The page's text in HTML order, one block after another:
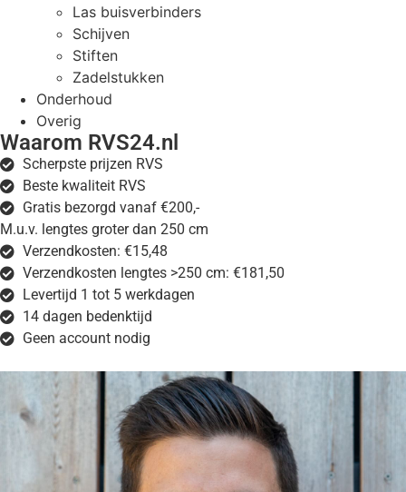
Las buisverbinders
Schijven
Stiften
Zadelstukken
Onderhoud
Overig
Waarom RVS24.nl
Scherpste prijzen RVS
Beste kwaliteit RVS
Gratis bezorgd vanaf €200,-
M.u.v. lengtes groter dan 250 cm
Verzendkosten: €15,48
Verzendkosten lengtes >250 cm: €181,50
Levertijd 1 tot 5 werkdagen
14 dagen bedenktijd
Geen account nodig